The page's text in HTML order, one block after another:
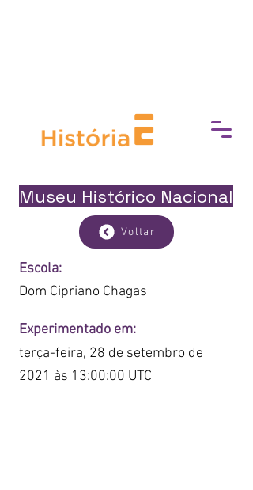
Museu Histórico Nacional
Voltar
Escola:
Dom Cipriano Chagas
Experimentado em:
terça-feira, 28 de setembro de
2021 às 13:00:00 UTC